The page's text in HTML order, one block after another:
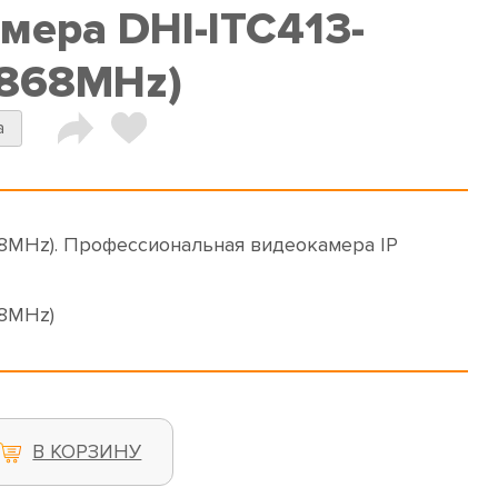
DHI-ITC413-
Профессиональная видеокамера IP
В КОРЗИНУ